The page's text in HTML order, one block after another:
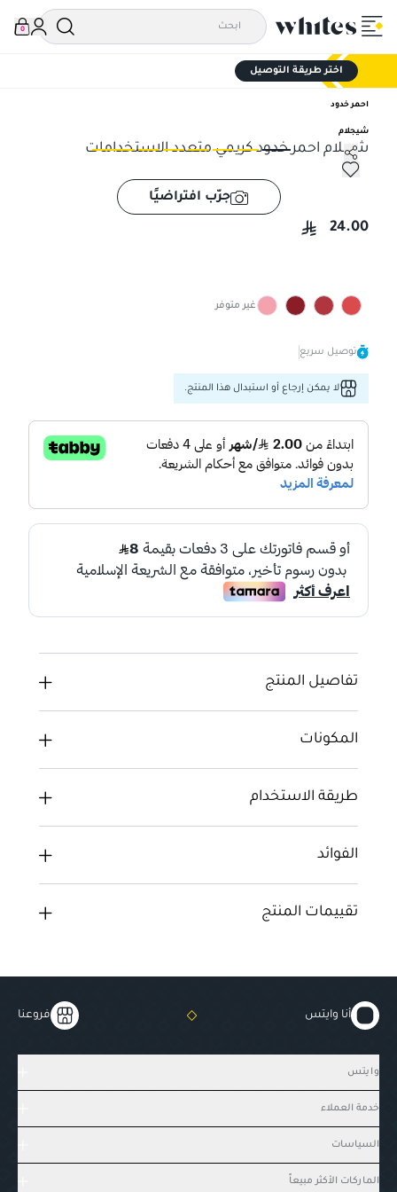
0
اختر طريقة التوصيل
احمر خدود
شيجلام
شجلام احمر خدود كريمي متعدد الاستخدامات
شجلام احمر خدود كريمي متعدد الاستخدامات
جرّب افتراضيًا
24.00
غير متوفر
توصيل سريع
لا يمكن إرجاع أو استبدال هذا المنتج.
تفاصيل المنتج
المكونات
طريقة الاستخدام
الفوائد
تقييمات المنتج
أنا وايتس فروعنا
وايتس
خدمة العملاء
السياسات
الماركات الأكثر مبيعاً